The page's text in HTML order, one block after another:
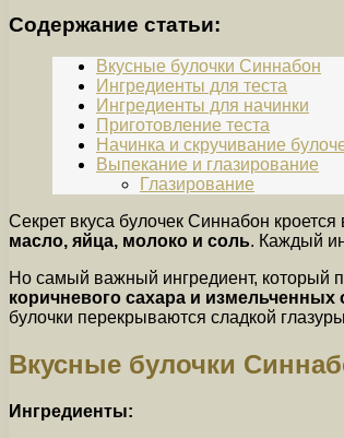
Содержание статьи:
Вкусные булочки Синнабон
Ингредиенты для теста
Ингредиенты для начинки
Приготовление теста
Начинка и скручивание
Выпекание и глазирование
Глазирование
Секрет вкуса булочек Синнабон
масло, яйца, молоко и соль. Каждый
Но самый важный ингредиент, который
коричневого сахара и измельченных
булочки перекрываются сладкой
Вкусные булочки
Ингредиенты: